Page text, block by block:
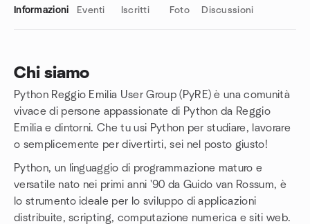
Informazioni Eventi Iscritti Foto Discussioni
Chi siamo
Python Reggio Emilia User Group (PyRE) è una comunità
vivace di persone appassionate di Python da Reggio
Emilia e dintorni. Che tu usi Python per studiare, lavorare
o semplicemente per divertirti, sei nel posto giusto!
Python, un linguaggio di programmazione maturo e
versatile nato nei primi anni '90 da Guido van Rossum, è
lo strumento ideale per lo sviluppo di applicazioni
distribuite, scripting, computazione numerica e siti web.
Link del gruppo